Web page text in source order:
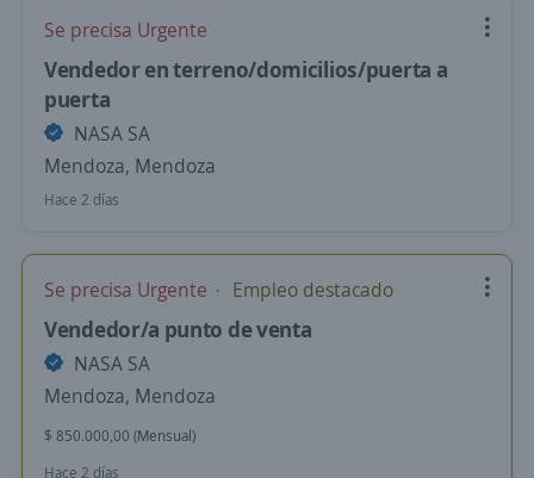
Se precisa Urgente
Vendedor en terreno/domicilios/puerta a
puerta
NASA SA
Mendoza, Mendoza
Hace 2 días
Se precisa Urgente Empleo destacado
Vendedor/a punto de venta
NASA SA
Mendoza, Mendoza
$ 850.000,00 (Mensual)
Hace 2 días